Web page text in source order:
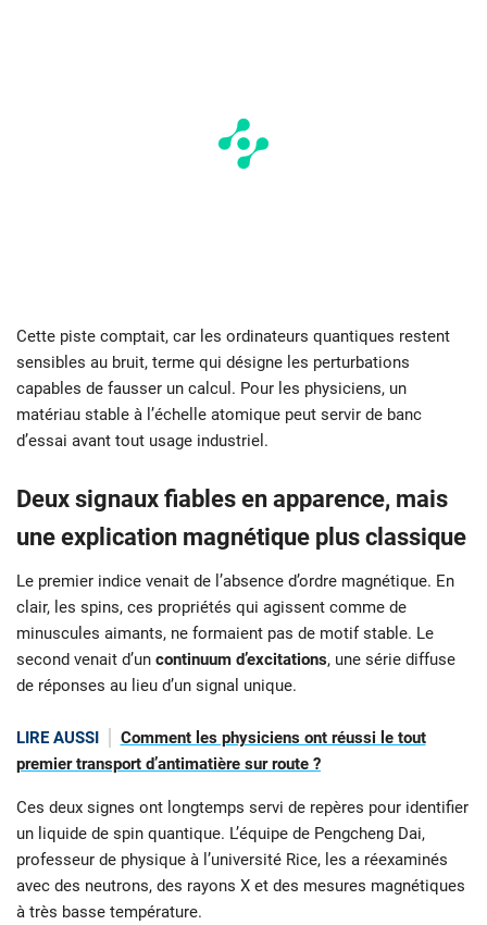
Cette piste comptait, car les ordinateurs quantiques restent
sensibles au bruit, terme qui désigne les perturbations
capables de fausser un calcul. Pour les physiciens, un
matériau stable à l’échelle atomique peut servir de banc
d’essai avant tout usage industriel.
Deux signaux fiables en apparence, mais
une explication magnétique plus classique
Le premier indice venait de l’absence d’ordre magnétique. En
clair, les spins, ces propriétés qui agissent comme de
minuscules aimants, ne formaient pas de motif stable. Le
second venait d’un continuum d’excitations, une série diffuse
de réponses au lieu d’un signal unique.
LIRE AUSSI
Comment les physiciens ont réussi le tout
premier transport d’antimatière sur route ?
Ces deux signes ont longtemps servi de repères pour identifier
un liquide de spin quantique. L’équipe de Pengcheng Dai,
professeur de physique à l’université Rice, les a réexaminés
avec des neutrons, des rayons X et des mesures magnétiques
à très basse température.